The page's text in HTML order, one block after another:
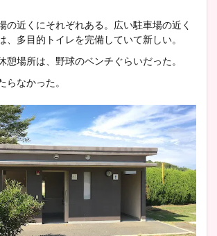
の近くにそれぞれある。広い駐車場の近く
、多目的トイレを完備していて新しい。
憩場所は、野球のベンチぐらいだった。
らなかった。